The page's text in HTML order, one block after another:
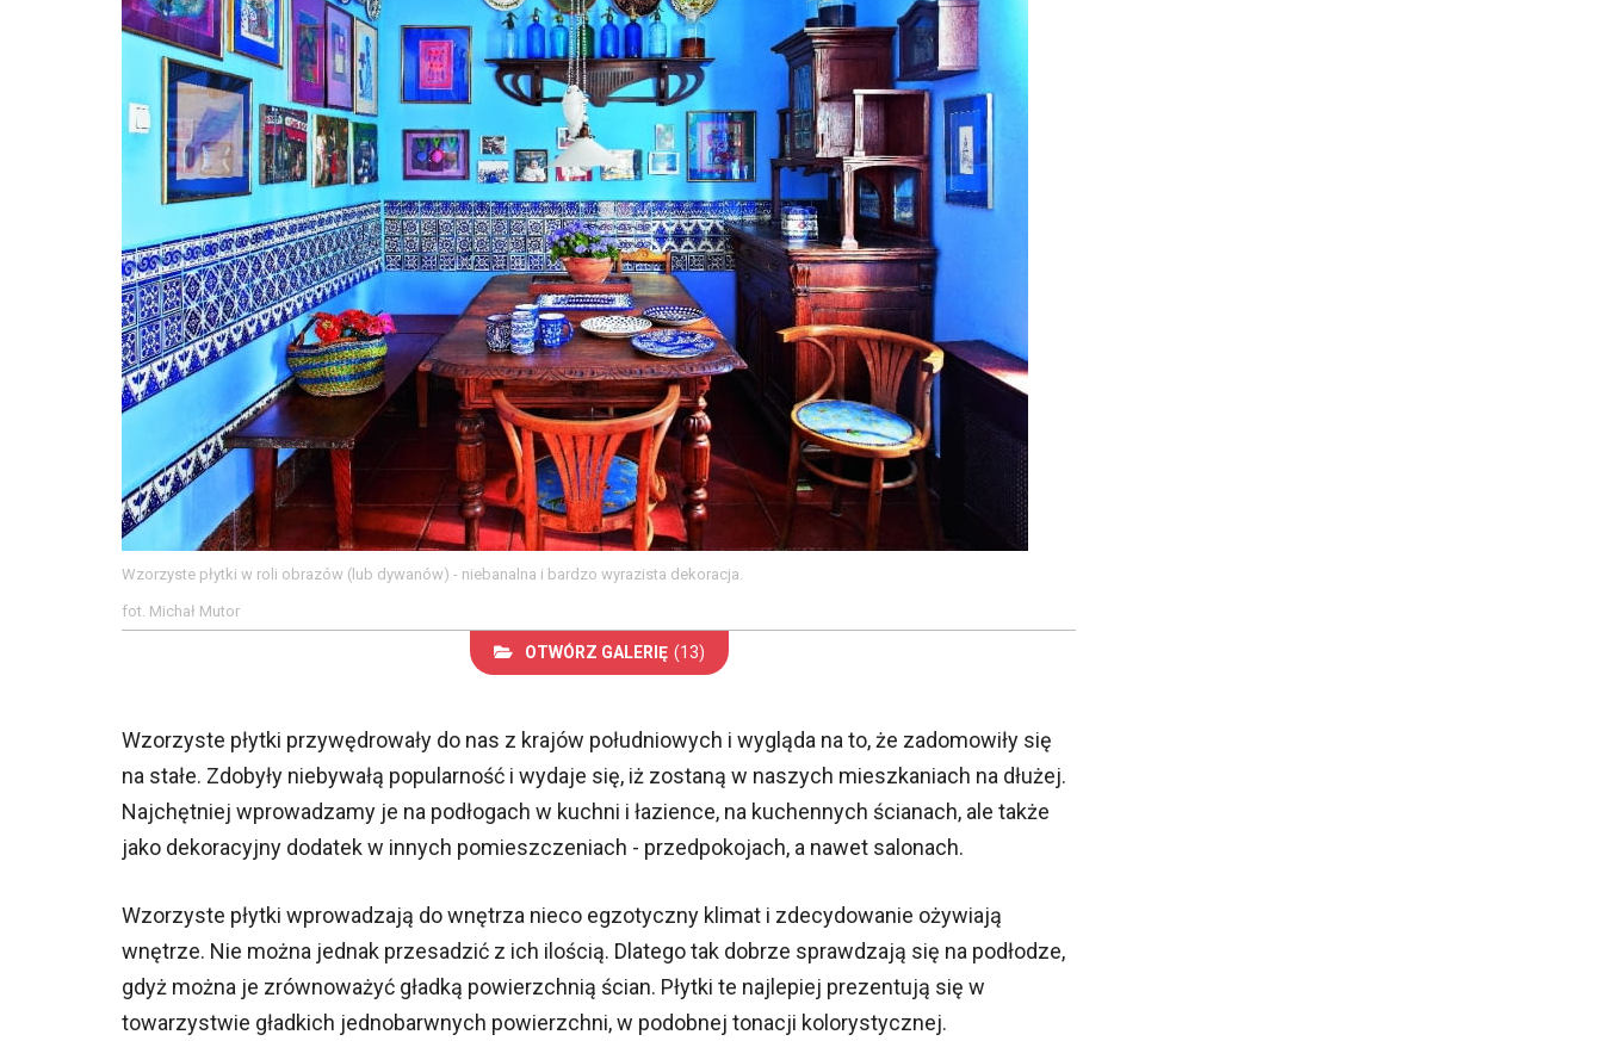
Wzorzyste płytki w roli obrazów (lub dywanów) - niebanalna i bardzo wyrazista dekoracja.
fot. Michał Mutor
OTWÓRZ GALERIĘ (13)
Wzorzyste płytki przywędrowały do nas z krajów południowych i wygląda na to, że zadomowiły się
na stałe. Zdobyły niebywałą popularność i wydaje się, iż zostaną w naszych mieszkaniach na dłużej.
Najchętniej wprowadzamy je na podłogach w kuchni i łazience, na kuchennych ścianach, ale także
jako dekoracyjny dodatek w innych pomieszczeniach - przedpokojach, a nawet salonach.
Wzorzyste płytki wprowadzają do wnętrza nieco egzotyczny klimat i zdecydowanie ożywiają
wnętrze. Nie można jednak przesadzić z ich ilością. Dlatego tak dobrze sprawdzają się na podłodze,
gdyż można je zrównoważyć gładką powierzchnią ścian. Płytki te najlepiej prezentują się w
towarzystwie gładkich jednobarwnych powierzchni, w podobnej tonacji kolorystycznej.